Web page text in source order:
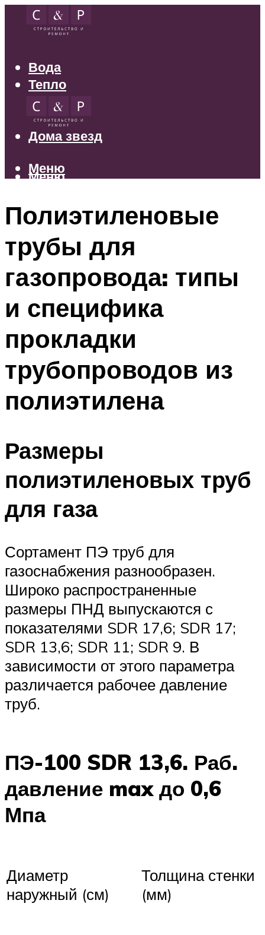
Вода
Тепло
Электрика
Свет
Дома звезд
Меню
Меню
Полиэтиленовые
трубы для
газопровода: типы
и специфика
прокладки
трубопроводов из
полиэтилена
Размеры
полиэтиленовых труб
для газа
Сортамент ПЭ труб для
газоснабжения разнообразен.
Широко распространенные
размеры ПНД выпускаются с
показателями SDR 17,6; SDR 17;
SDR 13,6; SDR 11; SDR 9. В
зависимости от этого параметра
различается рабочее давление
труб.
ПЭ-100 SDR 13,6. Раб.
давление max до 0,6
Мпа
Диаметр
наружный (см)
Толщина стенки
(мм)